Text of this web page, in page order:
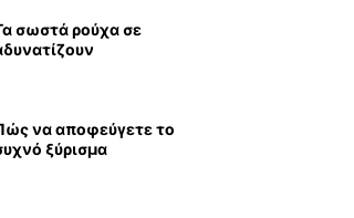
σωστά ρούχα σε
να αποφεύγετε το
ξύρισμα